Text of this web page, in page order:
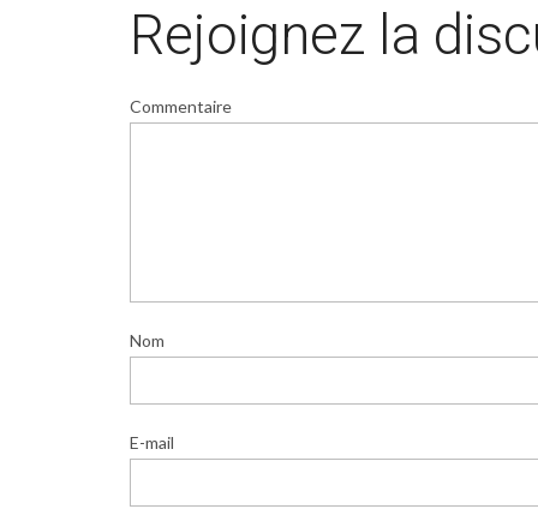
Rejoignez la
Commentaire
Nom
E-mail